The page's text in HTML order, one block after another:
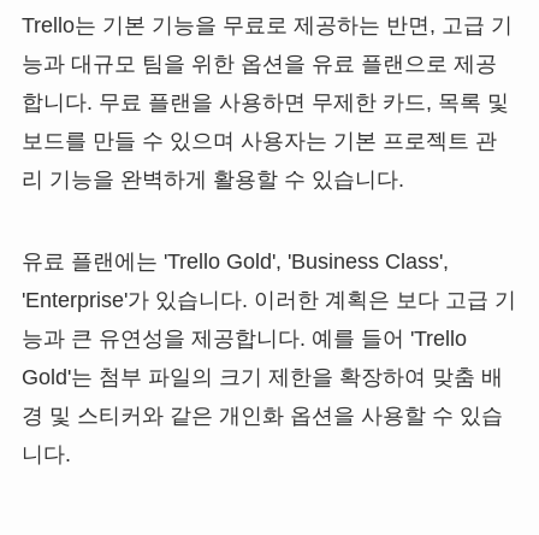
Trello는 기본 기능을 무료로 제공하는 반면, 고급 기
능과 대규모 팀을 위한 옵션을 유료 플랜으로 제공
합니다. 무료 플랜을 사용하면 무제한 카드, 목록 및
보드를 만들 수 있으며 사용자는 기본 프로젝트 관
리 기능을 완벽하게 활용할 수 있습니다.
유료 플랜에는 'Trello Gold', 'Business Class',
'Enterprise'가 있습니다. 이러한 계획은 보다 고급 기
능과 큰 유연성을 제공합니다. 예를 들어 'Trello
Gold'는 첨부 파일의 크기 제한을 확장하여 맞춤 배
경 및 스티커와 같은 개인화 옵션을 사용할 수 있습
니다.